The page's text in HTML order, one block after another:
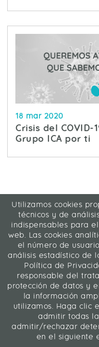
18 mar 2020
Crisis del
Grupo ICA por ti
ICA Informática y
C/ La
91
Contacto |
Web
ICA Informática y
Utilizamos cookies
técnicos y de
indispensables para
web. Las cookies
el número de
análisis estadístico de
Política de
responsable del
protección de datos y
la información
utilizamos. Haga clic
admitir todas
admitir/rechazar
en el siguiente